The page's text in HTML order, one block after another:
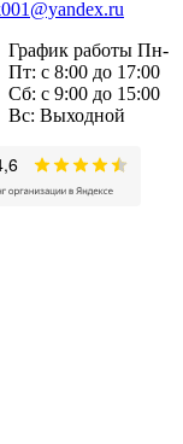
График работы Пн-
Пт: с 8:00 до 17:00
Сб: с 9:00 до 15:00
Вс: Выходной